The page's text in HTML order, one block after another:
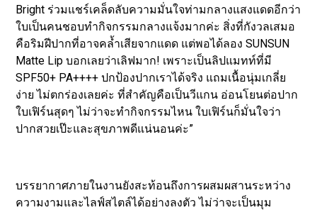
Bright ร่วมแชร์เคล็ดลับความมั่นใจท่ามกลางแสงแดดอีกว่า
ใบเป็นคนชอบทำกิจกรรมกลางแจ้งมากค่ะ สิ่งที่กังวลเสมอ
คือริมฝีปากที่อาจคล้ำเสียจากแดด แต่พอได้ลอง SUNSUN
Matte Lip บอกเลยว่าเลิฟมาก! เพราะเป็นลิปแมทท์ที่มี
SPF50+ PA++++ ปกป้องปากเราได้จริง แถมเนื้อนุ่มเกลี่ย
ง่าย ไม่ตกร่องเลยค่ะ ที่สำคัญคือเป็นวีแกน อ่อนโยนต่อปาก
ใบเฟิร์นสุดๆ ไม่ว่าจะทำกิจกรรมไหน ใบเฟิร์นก็มั่นใจว่า
ปากสวยเป๊ะและสุขภาพดีแน่นอนค่ะ”
บรรยากาศภายในงานยังสะท้อนถึงการผสมผสานระหว่าง
ความงามและไลฟ์สไตล์ได้อย่างลงตัว ไม่ว่าจะเป็นมุม